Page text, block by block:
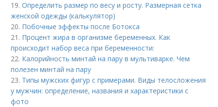
19.Определить размер по весу и росту. Размерная сетка
женской одежды (калькулятор)
20. Побочные эффекты после Ботокса
21. Процент жира в организме беременных. Как
происходит набор веса при беременности:
22. Калорийность минтай на пару в мультиварке. Чем
полезен минтай на пару
23. Типы мужских фигур с примерами. Виды телосложения
у мужчин: определение, названия и характеристики с
фото